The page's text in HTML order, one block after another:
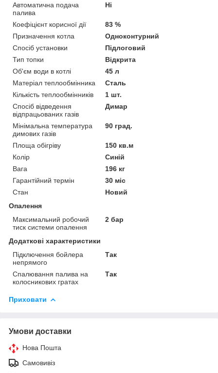
Автоматична подача
палива
Ні
Коефіцієнт корисної дії
83 %
Призначення котла
Одноконтурний
Спосіб установки
Підлоговий
Тип топки
Відкрита
Об'єм води в котлі
45 л
Матеріал теплообмінника
Сталь
Кількість теплообмінників
1 шт.
Спосіб відведення
відпрацьованих газів
Димар
Мінімальна температура
димових газів
90 град.
Площа обігріву
150 кв.м
Колір
Синій
Вага
196 кг
Гарантійний термін
30 міс
Стан
Новий
Опалення
Максимальний робочий
тиск системи опалення
2 бар
Додаткові характеристики
Підключення бойлера
непрямого
Так
Спалювання палива на
колосникових гратах
Так
Приховати
Умови доставки
Нова Пошта
Самовивіз